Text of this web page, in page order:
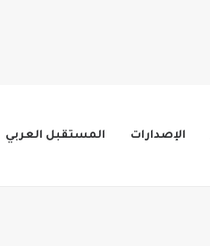
الإصدارات المستقبل العربي